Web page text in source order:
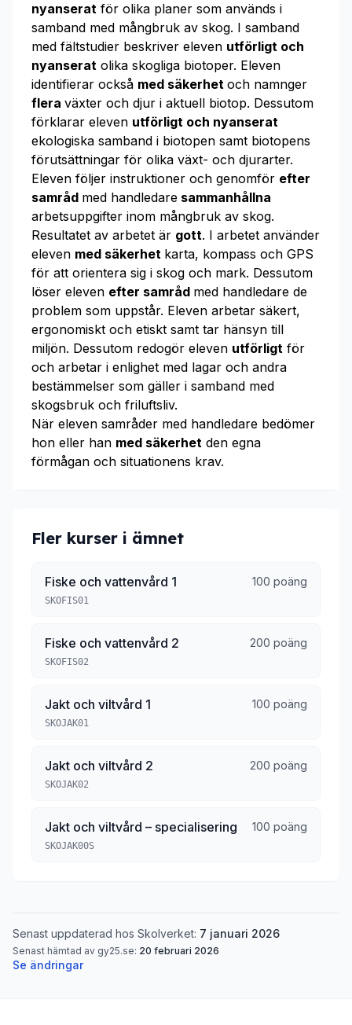
nyanserat för olika planer som används i
samband med mångbruk av skog. I samband
med fältstudier beskriver eleven utförligt och
nyanserat olika skogliga biotoper. Eleven
identifierar också med säkerhet och namnger
flera växter och djur i aktuell biotop. Dessutom
förklarar eleven utförligt och nyanserat
ekologiska samband i biotopen samt biotopens
förutsättningar för olika växt- och djurarter.
Eleven följer instruktioner och genomför efter
samråd med handledare sammanhållna
arbetsuppgifter inom mångbruk av skog.
Resultatet av arbetet är gott. I arbetet använder
eleven med säkerhet karta, kompass och GPS
för att orientera sig i skog och mark. Dessutom
löser eleven efter samråd med handledare de
problem som uppstår. Eleven arbetar säkert,
ergonomiskt och etiskt samt tar hänsyn till
miljön. Dessutom redogör eleven utförligt för
och arbetar i enlighet med lagar och andra
bestämmelser som gäller i samband med
skogsbruk och friluftsliv.
När eleven samråder med handledare bedömer
hon eller han med säkerhet den egna
förmågan och situationens krav.
Fler kurser i ämnet
Fiske och vattenvård 1 100 poäng
SKOFIS01
Fiske och vattenvård 2 200 poäng
SKOFIS02
Jakt och viltvård 1 100 poäng
SKOJAK01
Jakt och viltvård 2 200 poäng
SKOJAK02
Jakt och viltvård – specialisering 100 poäng
SKOJAK00S
Senast uppdaterad hos Skolverket: 7 januari 2026
Senast hämtad av gy25.se: 20 februari 2026
Se ändringar